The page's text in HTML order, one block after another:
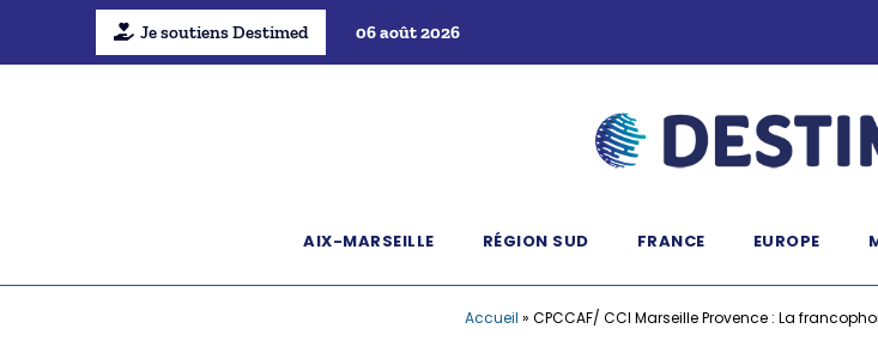
Je soutiens Destimed 06 août 2026
AIX-MARSEILLE RÉGION SUD FRANCE EUROPE
Accueil » CPCCAF/ CCI Marseille Provence : La